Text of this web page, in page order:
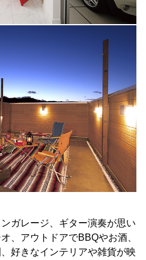
ガレージ、ギター演奏が思い
、アウトドアでBBQやお酒、
好きなインテリアや雑貨が映